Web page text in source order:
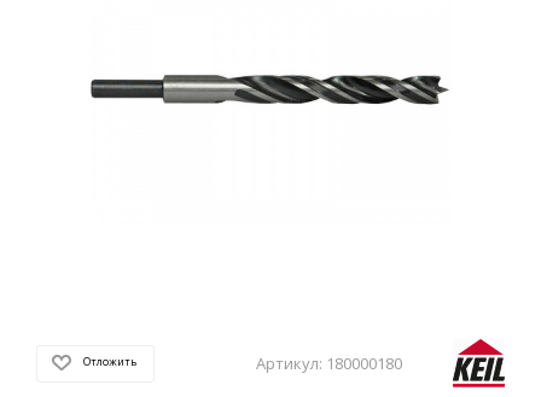
Отложить Артикул: 180000180